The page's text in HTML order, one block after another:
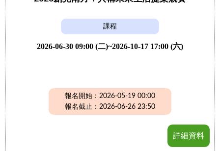
課程
2026-06-30 09:00 (二)~2026-10-17 17:00 (六)
報名開始：2026-05-19 00:00
報名截止：2026-06-26 23:50
詳細資料